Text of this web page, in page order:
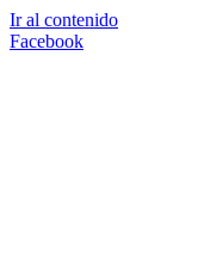
Ir al contenido
Facebook